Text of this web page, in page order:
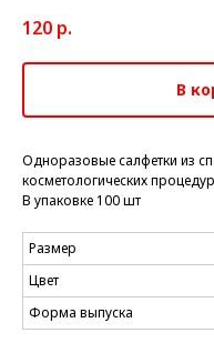
120 р.
В
Одноразовые салфетки из
косметологических
В упаковке 100 шт
Размер
Цвет
Форма выпуска